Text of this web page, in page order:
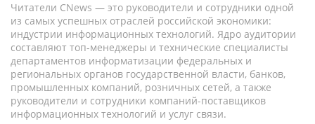
Читатели CNews — это руководители и сотрудники одной
из самых успешных отраслей российской экономики:
индустрии информационных технологий. Ядро аудитории
составляют топ-менеджеры и технические специалисты
департаментов информатизации федеральных и
региональных органов государственной власти, банков,
промышленных компаний, розничных сетей, а также
руководители и сотрудники компаний-поставщиков
информационных технологий и услуг связи.